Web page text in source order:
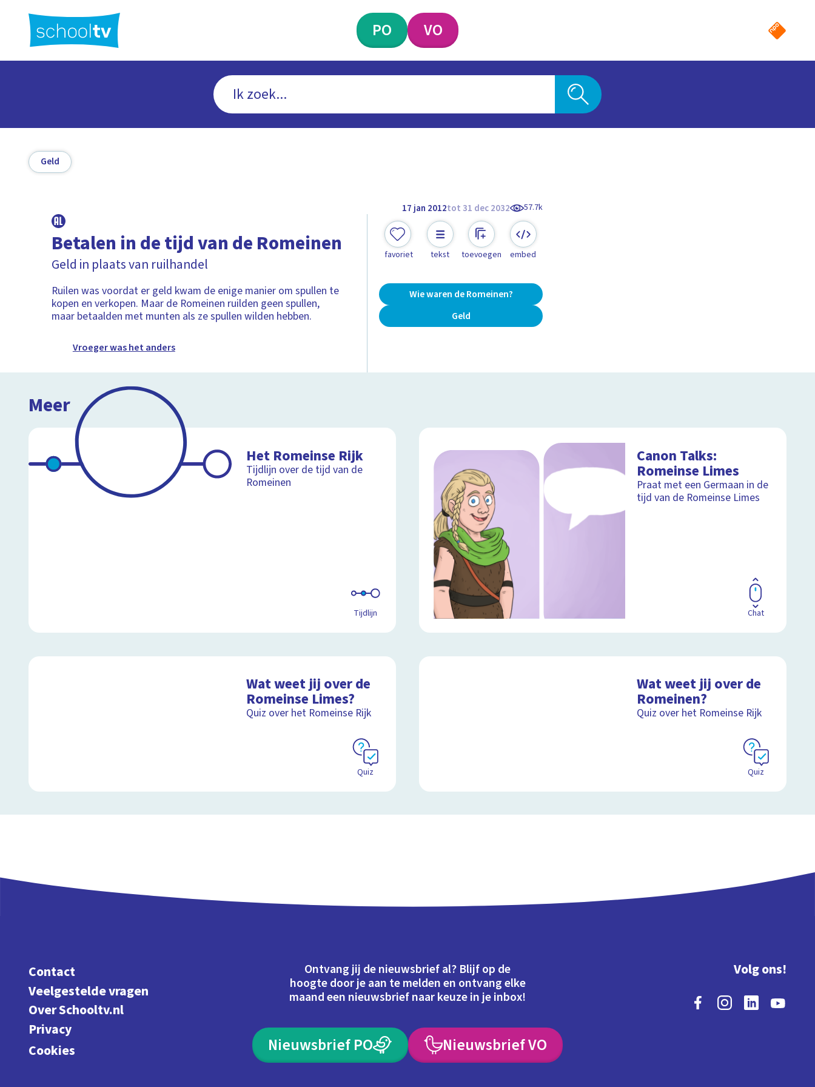
hoofdinhoud
PO VO
Geld
17 jan 2012tot 31 dec 2032 57.7k
Betalen in de tijd van de Romeinen
Geld in plaats van ruilhandel
Ruilen was voordat er geld kwam de enige manier om spullen te
kopen en verkopen. Maar de Romeinen ruilden geen spullen,
maar betaalden met munten als ze spullen wilden hebben.
Vroeger was het anders
favoriet tekst toevoegen embed
Wie waren de Romeinen?
Geld
Meer
Het Romeinse Rijk
Tijdlijn over de tijd van de
Romeinen
Tijdlijn
Canon Talks:
Romeinse Limes
Praat met een Germaan in de
tijd van de Romeinse Limes
Chat
Wat weet jij over de
Romeinse Limes?
Quiz over het Romeinse Rijk
Quiz
Wat weet jij over de
Romeinen?
Quiz over het Romeinse Rijk
Quiz
Contact
Veelgestelde vragen
Over Schooltv.nl
Privacy
Cookies
Ontvang jij de nieuwsbrief al? Blijf op de
hoogte door je aan te melden en ontvang elke
maand een nieuwsbrief naar keuze in je inbox!
Nieuwsbrief PO Nieuwsbrief VO
Volg ons!